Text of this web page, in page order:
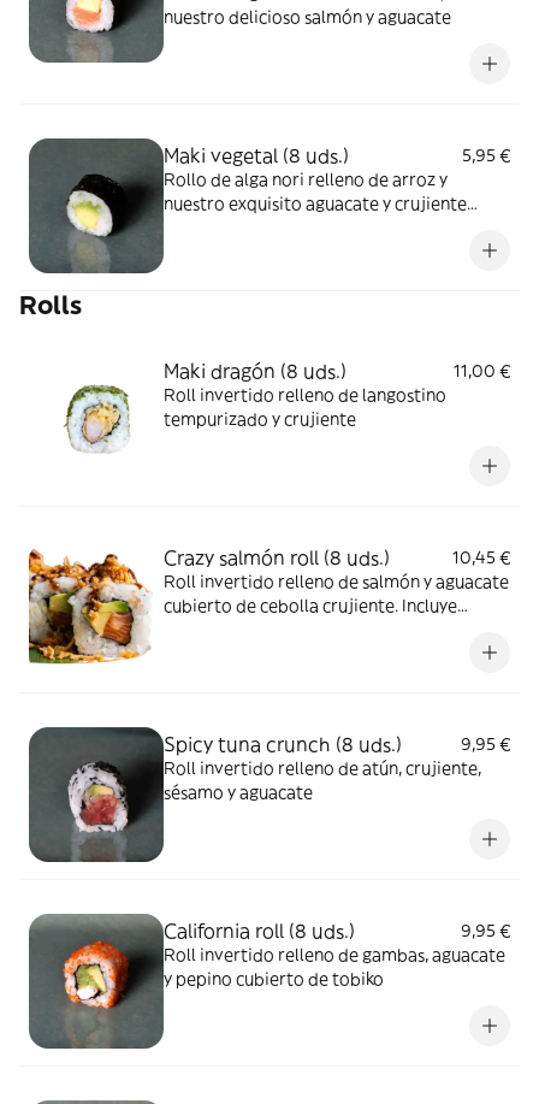
nuestro delicioso salmón y aguacate
Maki vegetal (8 uds.)
5,95 €
Rollo de alga nori relleno de arroz y
nuestro exquisito aguacate y crujiente
Rolls
Maki dragón (8 uds.)
11,00 €
Roll invertido relleno de langostino
tempurizado y crujiente
Crazy salmón roll (8 uds.)
10,45 €
Roll invertido relleno de salmón y aguacate
cubierto de cebolla crujiente. Incluye
Spicy tuna crunch (8 uds.)
9,95 €
Roll invertido relleno de atún, crujiente,
sésamo y aguacate
California roll (8 uds.)
9,95 €
Roll invertido relleno de gambas, aguacate
y pepino cubierto de tobiko